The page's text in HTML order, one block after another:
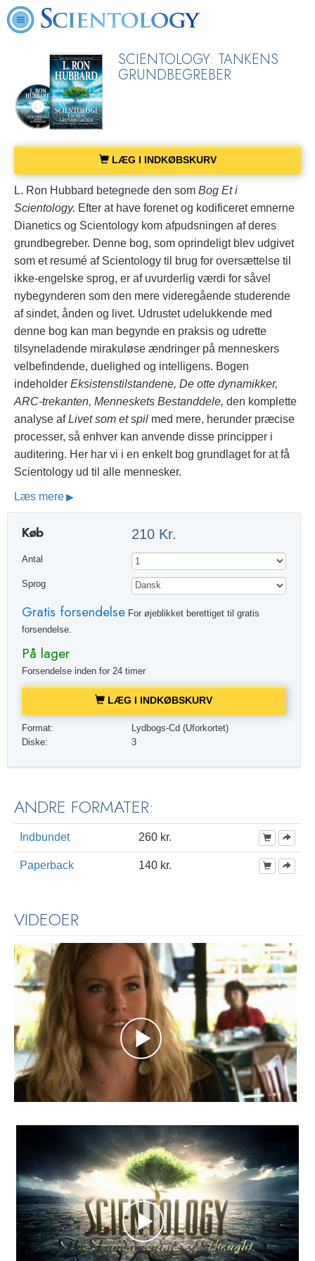
SCIENTOLOGY: TANKENS
GRUNDBEGREBER
LÆG I INDKØBSKURV
L. Ron Hubbard betegnede den som Bog Et i
Scientology. Efter at have forenet og kodificeret emnerne
Dianetics og Scientology kom afpudsningen af deres
grundbegreber. Denne bog, som oprindeligt blev udgivet
som et resumé af Scientology til brug for oversættelse til
ikke-engelske sprog, er af uvurderlig værdi for såvel
nybegynderen som den mere videregående studerende
af sindet, ånden og livet. Udrustet udelukkende med
denne bog kan man begynde en praksis og udrette
tilsyneladende mirakuløse ændringer på menneskers
velbefindende, duelighed og intelligens. Bogen
indeholder Eksistenstilstandene, De otte dynamikker,
ARC-trekanten, Menneskets Bestanddele, den komplette
analyse afLivet som et spil med mere, herunder præcise
processer, så enhver kan anvende disse principper i
auditering. Her har vi i en enkelt bog grundlaget for at få
Scientology ud til alle mennesker.
Læs mere
Køb 210 Kr.
Antal
Sprog
Gratis forsendelseFor øjeblikket berettiget til gratis
forsendelse.
På lager
Forsendelse inden for 24 timer
LÆG I INDKØBSKURV
Format:
Lydbogs-Cd (Uforkortet)
Diske:
3
ANDRE FORMATER:
Indbundet 260 kr.
Paperback 140 kr.
VIDEOER